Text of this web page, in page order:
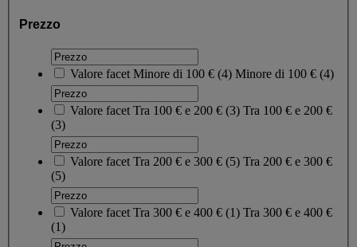
Prezzo
Valore facet Minore di 100 € (4) Minore di 100 € (4)
Valore facet Tra 100 € e 200 € (3) Tra 100 € e 200 €
(3)
Valore facet Tra 200 € e 300 € (5) Tra 200 € e 300 €
(5)
Valore facet Tra 300 € e 400 € (1) Tra 300 € e 400 €
(1)